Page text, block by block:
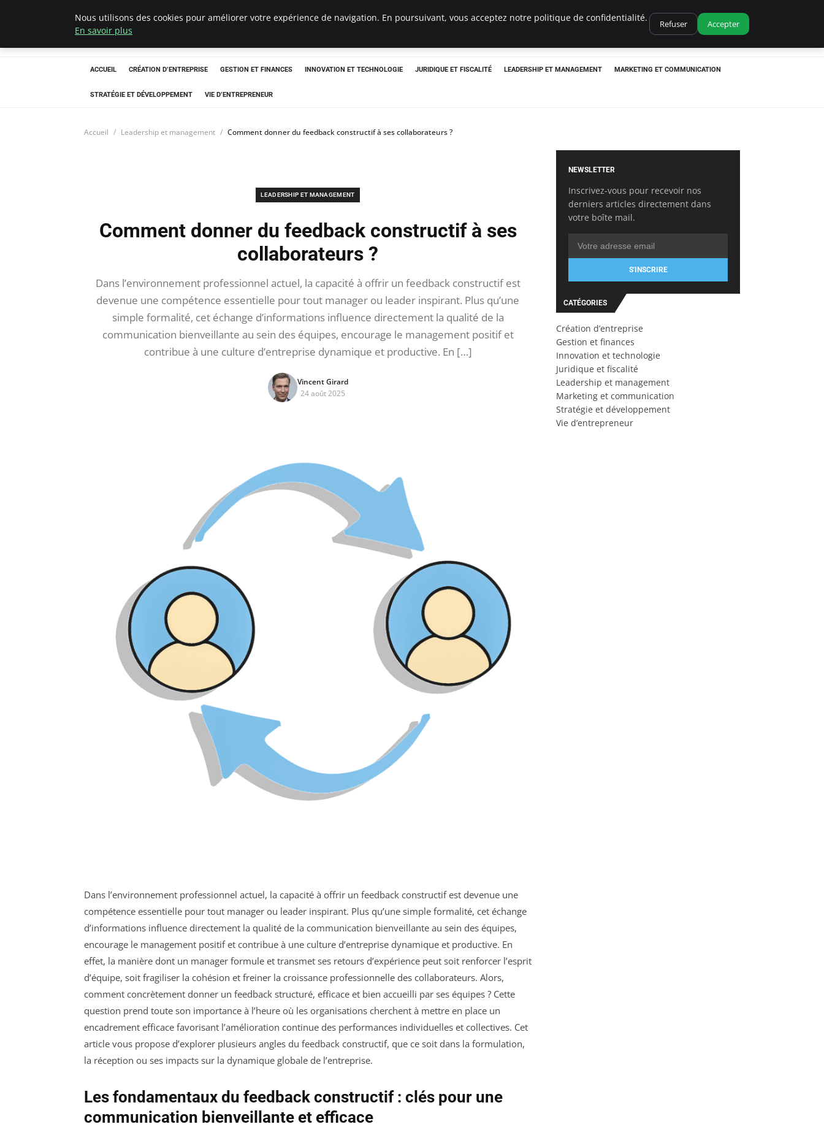
Ultimatefs
ACCUEIL CRÉATION D’ENTREPRISE GESTION ET FINANCES INNOVATION ET TECHNOLOGIE JURIDIQUE ET FISCALITÉ LEADERSHIP ET MANAGEMENT MARKETING ET COMMUNICATION
STRATÉGIE ET DÉVELOPPEMENT VIE D’ENTREPRENEUR
Accueil Leadership et management Comment donner du feedback constructif à ses collaborateurs ?
LEADERSHIP ET MANAGEMENT
Comment donner du feedback constructif à ses
collaborateurs ?
Dans l’environnement professionnel actuel, la capacité à offrir un feedback constructif est
devenue une compétence essentielle pour tout manager ou leader inspirant. Plus qu’une
simple formalité, cet échange d’informations influence directement la qualité de la
communication bienveillante au sein des équipes, encourage le management positif et
contribue à une culture d’entreprise dynamique et productive. En […]
Vincent Girard
24 août 2025
Dans l’environnement professionnel actuel, la capacité à offrir un feedback constructif est devenue une
compétence essentielle pour tout manager ou leader inspirant. Plus qu’une simple formalité, cet échange
d’informations influence directement la qualité de la communication bienveillante au sein des équipes,
encourage le management positif et contribue à une culture d’entreprise dynamique et productive. En
effet, la manière dont un manager formule et transmet ses retours d’expérience peut soit renforcer l’esprit
d’équipe, soit fragiliser la cohésion et freiner la croissance professionnelle des collaborateurs. Alors,
comment concrètement donner un feedback structuré, efficace et bien accueilli par ses équipes ? Cette
question prend toute son importance à l’heure où les organisations cherchent à mettre en place un
encadrement efficace favorisant l’amélioration continue des performances individuelles et collectives. Cet
article vous propose d’explorer plusieurs angles du feedback constructif, que ce soit dans la formulation,
la réception ou ses impacts sur la dynamique globale de l’entreprise.
Les fondamentaux du feedback constructif : clés pour une
communication bienveillante et efficace
NEWSLETTER
Inscrivez-vous pour recevoir nos
derniers articles directement dans
votre boîte mail.
S'INSCRIRE
CATÉGORIES
Création d’entreprise
Gestion et finances
Innovation et technologie
Juridique et fiscalité
Leadership et management
Marketing et communication
Stratégie et développement
Vie d’entrepreneur
Nous utilisons des cookies pour améliorer votre expérience de navigation. En poursuivant, vous acceptez notre politique de confidentialité.
En savoir plus
Refuser Accepter